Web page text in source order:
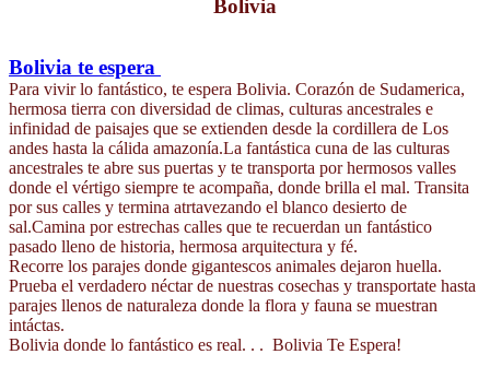
Bolivia
Bolivia te espera
Para vivir lo fantástico, te espera Bolivia. Corazón de Sudamerica,
hermosa tierra con diversidad de climas, culturas ancestrales e
infinidad de paisajes que se extienden desde la cordillera de Los
andes hasta la cálida amazonía.La fantástica cuna de las culturas
ancestrales te abre sus puertas y te transporta por hermosos valles
donde el vértigo siempre te acompaña, donde brilla el mal. Transita
por sus calles y termina atrtavezando el blanco desierto de
sal.Camina por estrechas calles que te recuerdan un fantástico
pasado lleno de historia, hermosa arquitectura y fé.
Recorre los parajes donde gigantescos animales dejaron huella.
Prueba el verdadero néctar de nuestras cosechas y transportate hasta
parajes llenos de naturaleza donde la flora y fauna se muestran
intáctas.
Bolivia donde lo fantástico es real. . . Bolivia Te Espera!